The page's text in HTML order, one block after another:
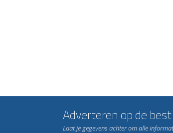
Adverteren op de
Laat je gegevens achter om alle